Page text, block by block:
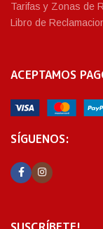
Tarifas y Zonas de
Libro de
ACEPTAMOS
SÍGUENOS: